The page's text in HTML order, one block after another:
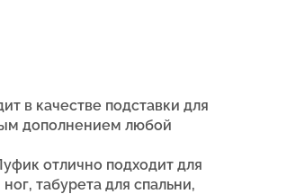
в качестве подставки для
дополнением любой
отлично подходит для
табурета для спальни,